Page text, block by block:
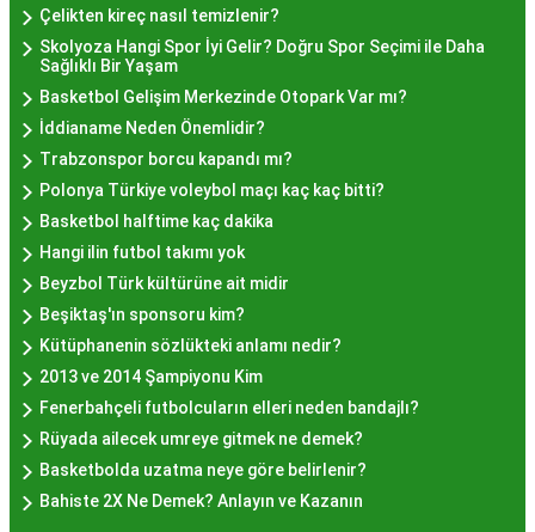
Hayır Lokması İstanbul
Deneyiminde Nelere Dikkat
Edilmeli?
İstanbul'da hayır lokması deneyimini daha özel
kılmak için birkaç öneri:
Geleneksel Mekanları Tercih Edin:
semtlerdeki geleneksel pastanelerde hayır
lokması deneyimi daha otantik olabilir.
Yerel Tavsiyelere Kulak Verin:İstanbul'da
yaşayanların önerilerini değerlendirerek en iyi
hayır lokması mekanlarını keşfedin.
Özel Günlerde Ziyaret Edin:Özel günlerde yapılan
hayır organizasyonlarında, lezzet daha bir anlam
kazanır.
Çelikten kireç nasıl temizlenir?
Skolyoza Hangi Spor İyi Gelir? Doğru Spor Seçimi ile Daha
Sağlıklı Bir Yaşam
Basketbol Gelişim Merkezinde Otopark Var mı?
İddianame Neden Önemlidir?
Trabzonspor borcu kapandı mı?
Polonya Türkiye voleybol maçı kaç kaç bitti?
Basketbol halftime kaç dakika
Hangi ilin futbol takımı yok
Beyzbol Türk kültürüne ait midir
Beşiktaş'ın sponsoru kim?
Kütüphanenin sözlükteki anlamı nedir?
2013 ve 2014 Şampiyonu Kim
Fenerbahçeli futbolcuların elleri neden bandajlı?
Rüyada ailecek umreye gitmek ne demek?
Basketbolda uzatma neye göre belirlenir?
Bahiste 2X Ne Demek? Anlayın ve Kazanın